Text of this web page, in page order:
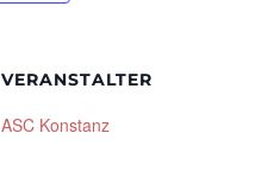
VERANSTALTER
ASC Konstanz